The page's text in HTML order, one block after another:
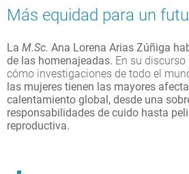
Más equidad para un
La M.Sc. Ana Lorena Arias Zúñiga
de las homenajeadas. En su
cómo investigaciones de todo el
las mujeres tienen las mayores
calentamiento global, desde una
responsabilidades de cuido hasta
reproductiva.